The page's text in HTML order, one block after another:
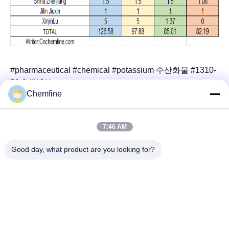
#pharmaceutical #chemical #potassium 수산화물 #1310-
58-3 #KOH
Chemfine
7:46 AM
Good day, what product are you looking for?